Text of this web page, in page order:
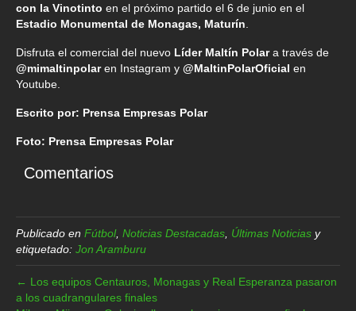
con la Vinotinto en el próximo partido el 6 de junio en el
Estadio Monumental de Monagas, Maturín.
Disfruta el comercial del nuevo Líder Maltín Polara través de
@mimaltinpolaren Instagram y @MaltinPolarOficial en
Youtube.
Escrito por: Prensa Empresas Polar
Foto: Prensa Empresas Polar
Comentarios
Publicado en Fútbol, Noticias Destacadas, Últimas Noticias y
etiquetado: Jon Aramburu
← Los equipos Centauros, Monagas y Real Esperanza pasaron
a los cuadrangulares finales